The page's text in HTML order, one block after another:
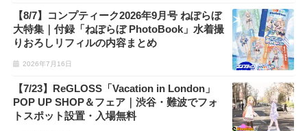
2026年7月16日
【8/7】コンプティーク2026年9月号 ねぽらぼ
大特集｜付録「ねぽらぼ PhotoBook」水着撮
りおろしリフィルの内容まとめ
【7/23】ReGLOSS「Vacation in London」
POP UP SHOP＆フェア｜渋谷・難波でフォ
トスポット設置・入場無料